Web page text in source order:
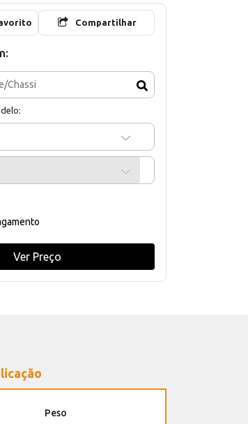
Compartilhar
Ver Preço
Peso